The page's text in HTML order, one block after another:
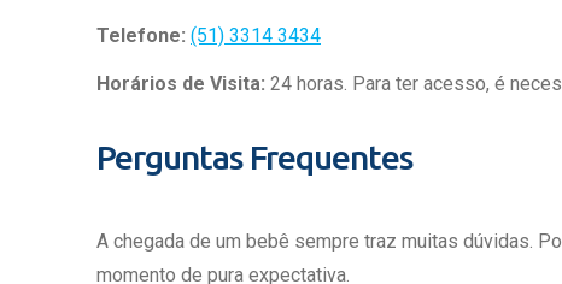
Telefone: (51) 3314 3434
Horários de Visita: 24 horas. Para ter acesso, é
Perguntas Frequentes
A chegada de um bebê sempre traz muitas dúvidas.
momento de pura expectativa.